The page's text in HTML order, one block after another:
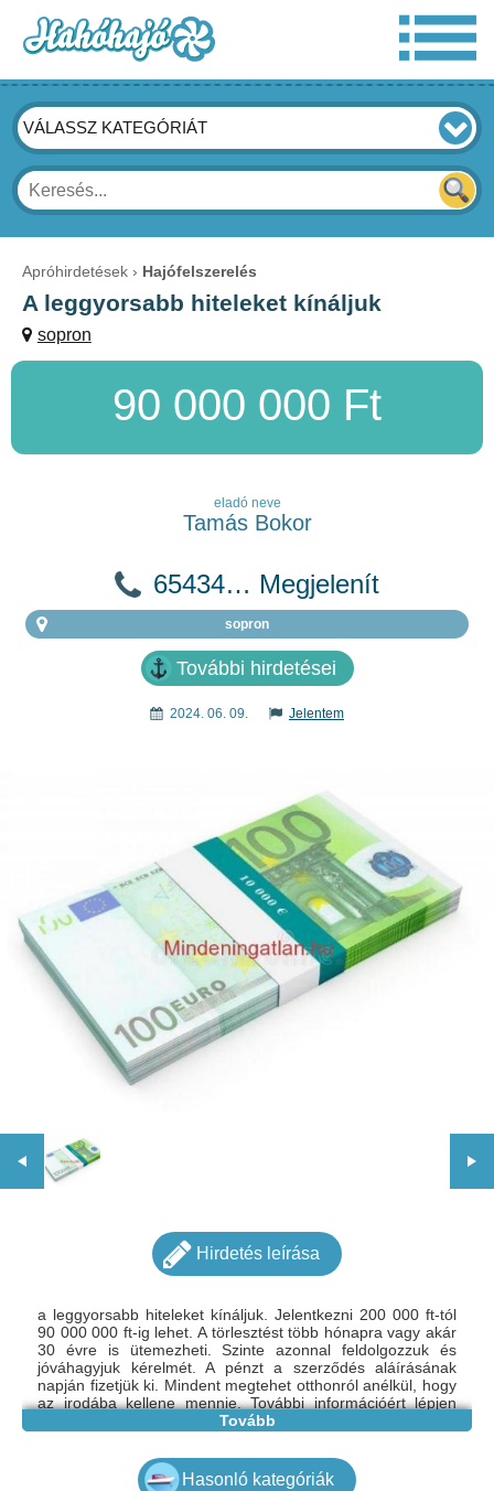
VÁLASSZ KATEGÓRIÁT
Apróhirdetések Hajófelszerelés
A leggyorsabb hiteleket kínáljuk
sopron
90 000 000 Ft
eladó neve
Tamás Bokor
65434… Megjelenít
sopron
További hirdetései
2024. 06. 09. Jelentem
Hirdetés leírása
a leggyorsabb hiteleket kínáljuk. Jelentkezni 200 000 ft-tól
90 000 000 ft-ig lehet. A törlesztést több hónapra vagy akár
30 évre is ütemezheti. Szinte azonnal feldolgozzuk és
jóváhagyjuk kérelmét. A pénzt a szerződés aláírásának
napján fizetjük ki. Mindent megtehet otthonról anélkül, hogy
az irodába kellene mennie. További információért lépjen
kapcsolatba velünk e-mailben. Email:
Tovább
Hasonló kategóriák